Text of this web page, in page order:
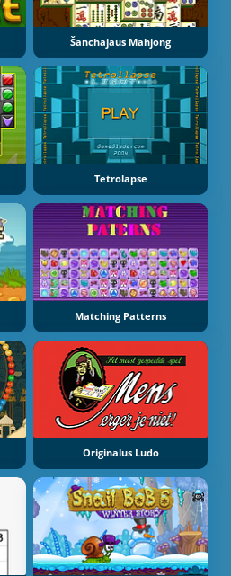
Šanchajaus Mahjong
Tetrolapse
Matching Patterns
Originalus Ludo